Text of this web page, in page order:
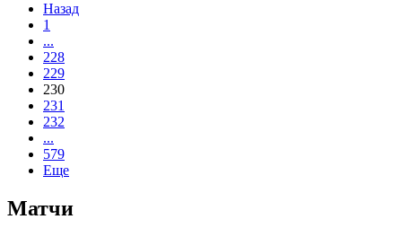
Назад
1
...
228
229
230
231
232
...
579
Еще
Матчи